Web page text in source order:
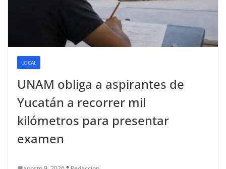
LOCAL
UNAM obliga a aspirantes de
Yucatán a recorrer mil
kilómetros para presentar
examen